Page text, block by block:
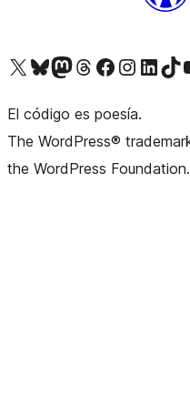
Visita nuestra cuenta de X (anteriormente Twitter)
Visita nuestra cuenta de Bluesky
Visita nuestra cuenta de Mastodon
Visita nuestra cuenta de Threads
Visita nuestra página de
Visita nuestra cuenta
Visita nuestra
Visita
El código es poesía.
The WordPress®
the WordPress Foundation.